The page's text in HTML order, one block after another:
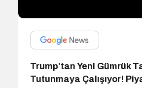
Trump’tan Yeni Gümrük
Tutunmaya Çalışıyor!